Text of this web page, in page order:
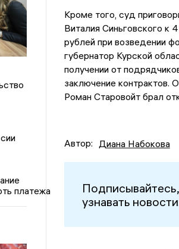
платежа
Кроме того, суд
Виталия Синьговского к
рублей при возведении
губернатор Курской
получении от
заключение контрактов.
Роман Старовойт брал
Автор: Диана Набокова
узнавать